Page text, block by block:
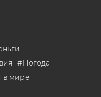
#Погода
в мире